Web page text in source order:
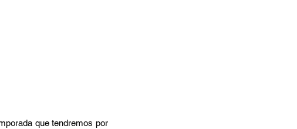
que tendremos por